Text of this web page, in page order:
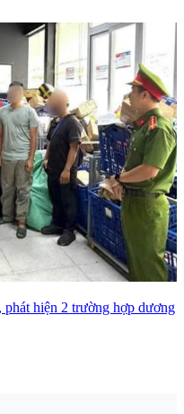
hiện 2 trường hợp dương